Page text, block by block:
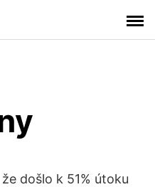
došlo k 51% útoku